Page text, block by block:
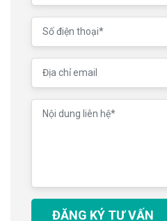
ĐĂNG KÝ TƯ VẤN